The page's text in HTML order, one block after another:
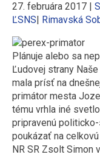
27. februára 2017 |
ĽSNS| Rimavská
Plánuje alebo sa
Ľudovej strany
mala prísť na
primátor mesta
tému vrhla iné
pripravenú
poukázať na
NR SR Zsolt Simon